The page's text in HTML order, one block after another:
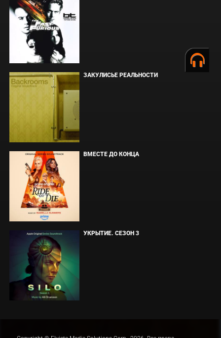
ЗАКУЛИСЬЕ РЕАЛЬНОСТИ
ВМЕСТЕ ДО КОНЦА
УКРЫТИЕ. СЕЗОН 3